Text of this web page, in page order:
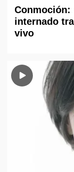
Conmoción:
internado
vivo